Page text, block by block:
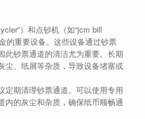
）和点钞机（如“jcm bill
的重要设备。这些设备通过钞票
此钞票通道的清洁尤为重要。长期
尘、纸屑等杂质，导致设备堵塞或
定期清理钞票通道。可以使用专用
内的灰尘和杂质，确保纸币顺畅通